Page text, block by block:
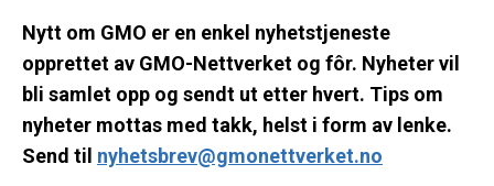
Nytt om GMO er en enkel nyhetstjeneste
opprettet av GMO-Nettverket og fôr. Nyheter vil
bli samlet opp og sendt ut etter hvert. Tips om
nyheter mottas med takk, helst i form av lenke.
Send til nyhetsbrev@gmonettverket.no